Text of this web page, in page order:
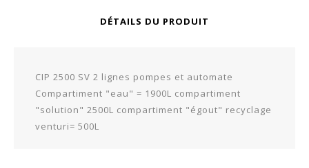
DÉTAILS DU PRODUIT
CIP 2500 SV 2 lignes pompes et automate
Compartiment "eau" = 1900L compartiment
"solution" 2500L compartiment "égout" recyclage
venturi= 500L